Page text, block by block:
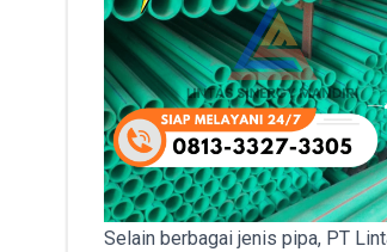
Selain berbagai jenis pipa, PT